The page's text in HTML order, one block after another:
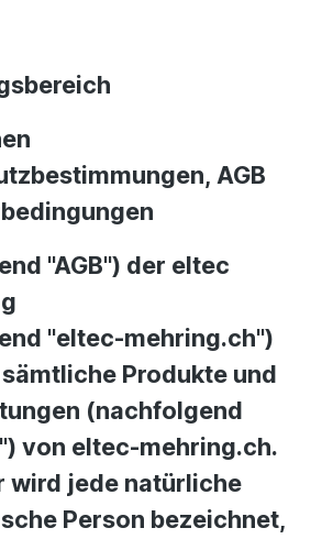
AGB
"AGB") der eltec
"eltec-mehring.ch")
Produkte und
(nachfolgend
von eltec-mehring.ch.
wird jede natürliche
Person bezeichnet,